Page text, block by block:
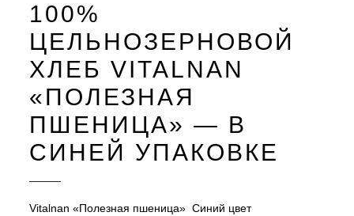
100%
ЦЕЛЬНОЗЕРНОВОЙ
ХЛЕБ VITALNAN
«ПОЛЕЗНАЯ
ПШЕНИЦА» — В
СИНЕЙ УПАКОВКЕ
Vitalnan «Полезная пшеница» Синий цвет